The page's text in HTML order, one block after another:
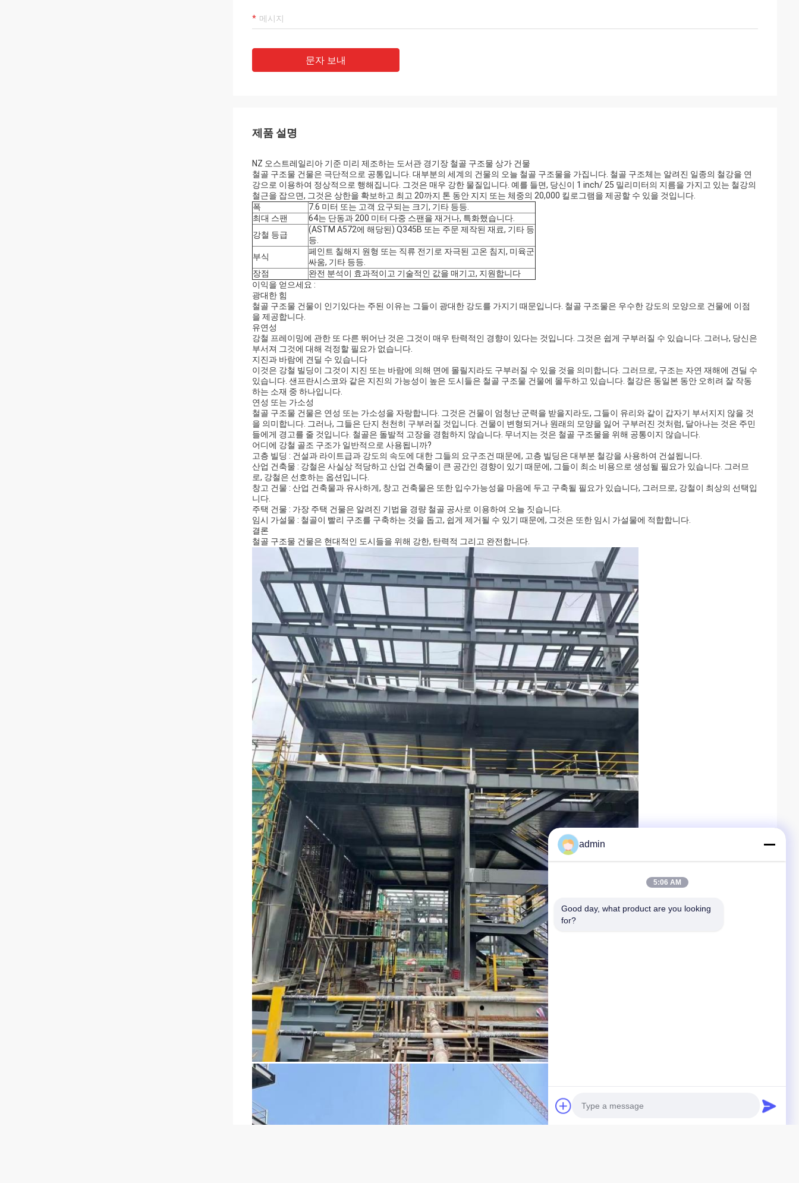
문자 보내
제품 설명
NZ 오스트레일리아 기준 미리 제조하는 도서관 경기장 철골 구조물 상가 건물
철골 구조물 건물은 극단적으로 공통입니다. 대부분의 세계의 건물의 오늘 철골 구조물을 가집니다. 철골 구조체는 알려진 일종의 철강을 연
강으로 이용하여 정상적으로 행해집니다. 그것은 매우 강한 물질입니다. 예를 들면, 당신이 1 inch/ 25 밀리미터의 지름을 가지고 있는 철강의
철근을 잡으면, 그것은 상한을 확보하고 최고 20까지 톤 동안 지지 또는 체중의 20,000 킬로그램을 제공할 수 있을 것입니다.
폭
7.6 미터 또는 고객 요구되는 크기, 기타 등등.
최대 스팬
64는 단동과 200 미터 다중 스팬을 재거나, 특화했습니다.
강철 등급
(ASTM A572에 해당된) Q345B 또는 주문 제작된 재료, 기타 등
등.
부식
페인트 칠해지 원형 또는 직류 전기로 자극된 고온 침지, 미육군
싸움, 기타 등등.
장점
완전 분석이 효과적이고 기술적인 값을 매기고, 지원합니다
이익을 얻으세요 :
광대한 힘
철골 구조물 건물이 인기있다는 주된 이유는 그들이 광대한 강도를 가지기 때문입니다. 철골 구조물은 우수한 강도의 모양으로 건물에 이점
을 제공합니다.
유연성
강철 프레이밍에 관한 또 다른 뛰어난 것은 그것이 매우 탄력적인 경향이 있다는 것입니다. 그것은 쉽게 구부러질 수 있습니다. 그러나, 당신은
부서져 그것에 대해 걱정할 필요가 없습니다.
지진과 바람에 견딜 수 있습니다
이것은 강철 빌딩이 그것이 지진 또는 바람에 의해 면에 몰릴지라도 구부러질 수 있을 것을 의미합니다. 그러므로, 구조는 자연 재해에 견딜 수
있습니다. 샌프란시스코와 같은 지진의 가능성이 높은 도시들은 철골 구조물 건물에 몰두하고 있습니다. 철강은 동일본 동안 오히려 잘 작동
하는 소재 중 하나입니다.
연성 또는 가소성
철골 구조물 건물은 연성 또는 가소성을 자랑합니다. 그것은 건물이 엄청난 군력을 받을지라도, 그들이 유리와 같이 갑자기 부서지지 않을 것
을 의미합니다. 그러나, 그들은 단지 천천히 구부러질 것입니다. 건물이 변형되거나 원래의 모양을 잃어 구부러진 것처럼, 달아나는 것은 주민
들에게 경고를 줄 것입니다. 철골은 돌발적 고장을 경험하지 않습니다. 무너지는 것은 철골 구조물을 위해 공통이지 않습니다.
어디에 강철 골조 구조가 일반적으로 사용됩니까?
고층 빌딩 : 건설과 라이트급과 강도의 속도에 대한 그들의 요구조건 때문에, 고층 빌딩은 대부분 철강을 사용하여 건설됩니다.
산업 건축물 : 강철은 사실상 적당하고 산업 건축물이 큰 공간인 경향이 있기 때문에, 그들이 최소 비용으로 생성될 필요가 있습니다. 그러므
로, 강철은 선호하는 옵션입니다.
창고 건물 : 산업 건축물과 유사하게, 창고 건축물은 또한 입수가능성을 마음에 두고 구축될 필요가 있습니다, 그러므로, 강철이 최상의 선택입
니다.
주택 건물 : 가장 주택 건물은 알려진 기법을 경량 철골 공사로 이용하여 오늘 짓습니다.
임시 가설물 : 철골이 빨리 구조를 구축하는 것을 돕고, 쉽게 제거될 수 있기 때문에, 그것은 또한 임시 가설물에 적합합니다.
결론
철골 구조물 건물은 현대적인 도시들을 위해 강한, 탄력적 그리고 완전합니다.
admin
5:06 AM
Good day, what product are you looking
for?